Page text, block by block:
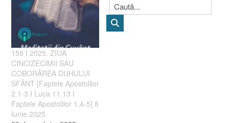
158 I 2025. ZIUA
CINCIZECIMII SAU
COBORÂREA DUHULUI
SFÂNT [Faptele Apostolilor
2.1-3 I Luca 11.13 I
Faptele Apostolilor 1.4-5] 8
Iunie 2025